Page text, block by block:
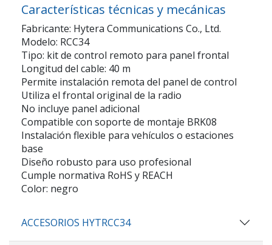
Características técnicas y mecánicas
Fabricante: Hytera Communications Co., Ltd.
Modelo: RCC34
Tipo: kit de control remoto para panel frontal
Longitud del cable: 40 m
Permite instalación remota del panel de control
Utiliza el frontal original de la radio
No incluye panel adicional
Compatible con soporte de montaje BRK08
Instalación flexible para vehículos o estaciones
base
Diseño robusto para uso profesional
Cumple normativa RoHS y REACH
Color: negro
ACCESORIOS HYTRCC34